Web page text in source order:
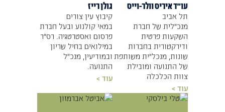
עו"ד איריס וולר-וייס
תל אביב
מנכ"לית של חברת
השקעות פרטית
ודירקטורית בחברות
שונות, מנכל״ית משותפת
של התנועה ומובילת
צוות הכלכלה
עוד >
גולן רייז
קיבוץ עין צורים
במאי קולנוע ובעל חברת
פרסום ואסטרטגיה. רס"ר
במילואים בחיל שריון
ובמודיעין, מנכ"ל
התנועה.
עוד >